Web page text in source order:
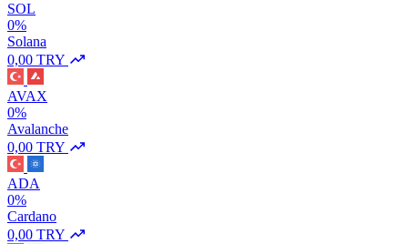
SOL
0%
Solana
0,00 TRY
AVAX
0%
Avalanche
0,00 TRY
ADA
0%
Cardano
0,00 TRY